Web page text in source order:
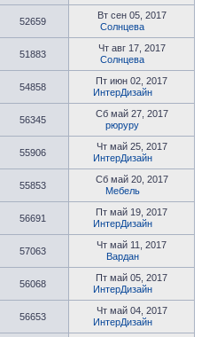
52659
Вт сен 05, 2017
Солнцева
51883
Чт авг 17, 2017
Солнцева
54858
Пт июн 02, 2017
ИнтерДизайн
56345
Сб май 27, 2017
рюруру
55906
Чт май 25, 2017
ИнтерДизайн
55853
Сб май 20, 2017
Мебель
56691
Пт май 19, 2017
ИнтерДизайн
57063
Чт май 11, 2017
Вардан
56068
Пт май 05, 2017
ИнтерДизайн
56653
Чт май 04, 2017
ИнтерДизайн